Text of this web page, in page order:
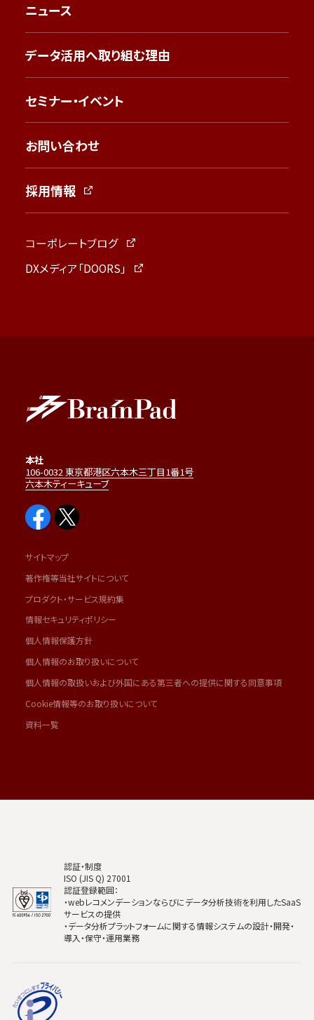
ニュース
データ活用へ取り組む理由
セミナー・イベント
お問い合わせ
採用情報
コーポレートブログ
DXメディア「DOORS」
本社
106-0032 東京都港区六本木三丁目1番1号
六本木ティーキューブ
サイトマップ
著作権等当社サイトについて
プロダクト・サービス規約集
情報セキュリティポリシー
個人情報保護方針
個人情報のお取り扱いについて
個人情報の取扱いおよび外国にある第三者への提供に関する同意事項
Cookie情報等のお取り扱いについて
資料一覧
認証・制度
ISO (JIS Q) 27001
認証登録範囲：
・webレコメンデーションならびにデータ分析技術を利用したSaaS
サービスの提供
・データ分析プラットフォームに関する情報システムの設計・開発・
導入・保守・運用業務